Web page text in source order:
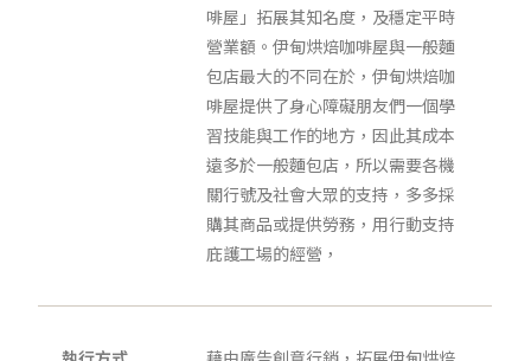
啡屋」拓展其知名度，及穩定平時
營業額。伊甸烘焙咖啡屋與一般麵
包店最大的不同在於，伊甸烘焙咖
啡屋提供了身心障礙朋友們一個學
習技能與工作的地方，因此其成本
遠多於一般麵包店，所以需要各機
關行號及社會大眾的支持，多多採
購其商品或提供勞務，用行動支持
庇護工場的經營，